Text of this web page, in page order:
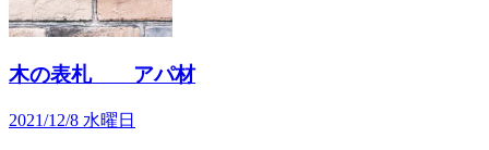
木の表札 アパ材
2021/12/8 水曜日